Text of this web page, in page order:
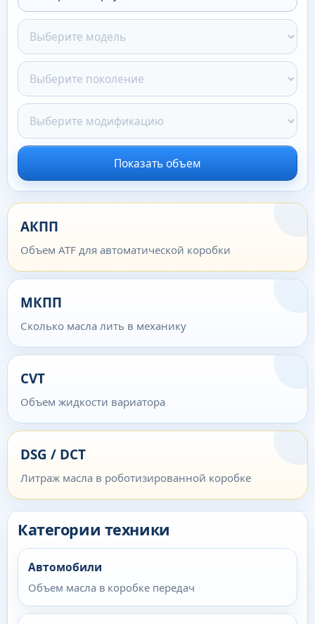
Показать объем
АКПП
Объем ATF для автоматической коробки
МКПП
Сколько масла лить в механику
CVT
Объем жидкости вариатора
DSG / DCT
Литраж масла в роботизированной коробке
Категории техники
Автомобили
Объем масла в коробке передач